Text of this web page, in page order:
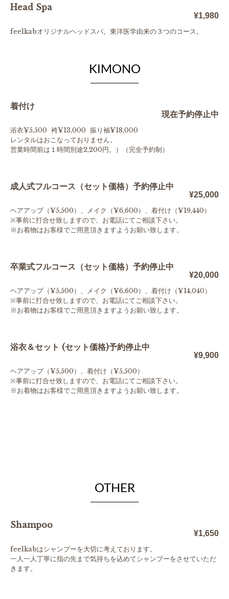
Head Spa
¥1,980
feelkabオリジナルヘッドスパ。東洋医学由来の３つのコース。
KIMONO
着付け
現在予約停止中
浴衣¥5,500 袴¥13,000 振り袖¥18,000
レンタルはおこなっておりません。
営業時間前は１時間別途2,200円。）（完全予約制）
成人式フルコース（セット価格）予約停止中
¥25,000
ヘアアップ（¥5,500）、メイク（¥6,600）、着付け（¥19,440）
※事前に打合せ致しますので、お電話にてご相談下さい。
※お着物はお客様でご用意頂きますようお願い致します。
卒業式フルコース（セット価格）予約停止中
¥20,000
ヘアアップ（¥5,500）、メイク（¥6,600）、着付け（¥14,040）
※事前に打合せ致しますので、お電話にてご相談下さい。
※お着物はお客様でご用意頂きますようお願い致します。
浴衣＆セット (セット価格)予約停止中
¥9,900
ヘアアップ（¥5,500）、着付け（¥5,500）
※事前に打合せ致しますので、お電話にてご相談下さい。
※お着物はお客様でご用意頂きますようお願い致します。
OTHER
Shampoo
¥1,650
feelkabはシャンプーを大切に考えております。
一人一人丁寧に指の先まで気持ちを込めてシャンプーをさせていただ
きます。